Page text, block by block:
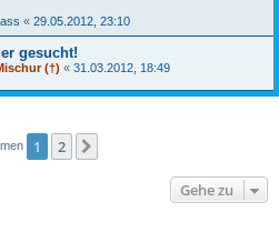
« 29.05.2012, 23:10
gesucht!
(†) « 31.03.2012, 18:49
1 2
Gehe zu